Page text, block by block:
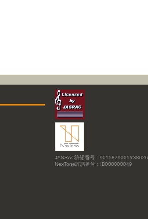
JASRAC許諾番号：9015879001Y38026
NexTone許諾番号：ID000000049